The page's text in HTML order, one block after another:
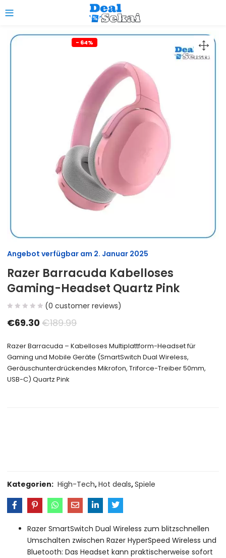
- 64%
Angebot verfügbar am 2. Januar 2025
Razer Barracuda Kabelloses
Gaming-Headset Quartz Pink
(0 customer reviews)
€69.30€189.99
Razer Barracuda – Kabelloses Multiplattform-Headset für
Gaming und Mobile Geräte (SmartSwitch Dual Wireless,
Geräuschunterdrückendes Mikrofon, Triforce-Treiber 50mm,
USB-C) Quartz Pink
Kategorien: High-Tech,Hot deals,Spiele
Razer SmartSwitch Dual Wireless zum blitzschnellen
Umschalten zwischen Razer HyperSpeed Wireless und
Bluetooth: Das Headset kann praktischerweise sofort